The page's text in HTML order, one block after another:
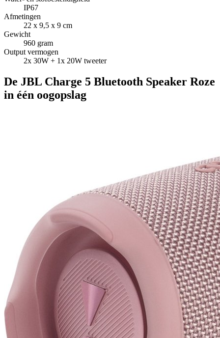
IP67
Afmetingen
22 x 9,5 x 9 cm
Gewicht
960 gram
Output vermogen
2x 30W + 1x 20W tweeter
De JBL Charge 5 Bluetooth Speaker Roze
in één oogopslag